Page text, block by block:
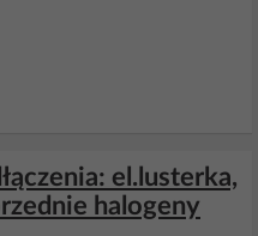
el.lusterka,
halogeny